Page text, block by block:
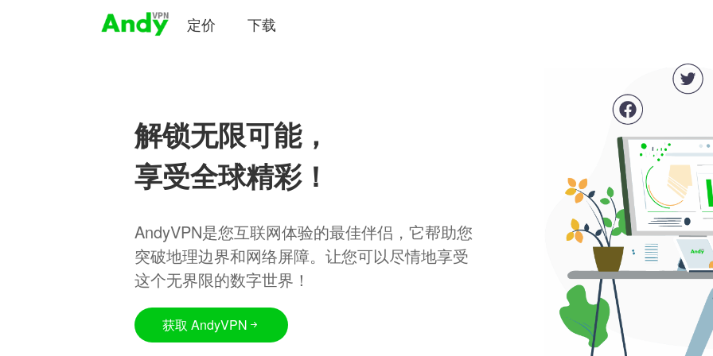
定价 下载
解锁无限可能，
享受全球精彩！
AndyVPN是您互联网体验的最佳伴侣，它帮助您
突破地理边界和网络屏障。让您可以尽情地享受
这个无界限的数字世界！
获取 AndyVPN